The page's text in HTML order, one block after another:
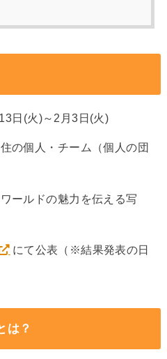
日(火)～2月3日(火)
の個人・チーム（個人の団
ールドの魅力を伝える写
にて公表（※結果発表の日
は？